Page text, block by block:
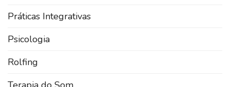
Práticas Integrativas
Psicologia
Rolfing